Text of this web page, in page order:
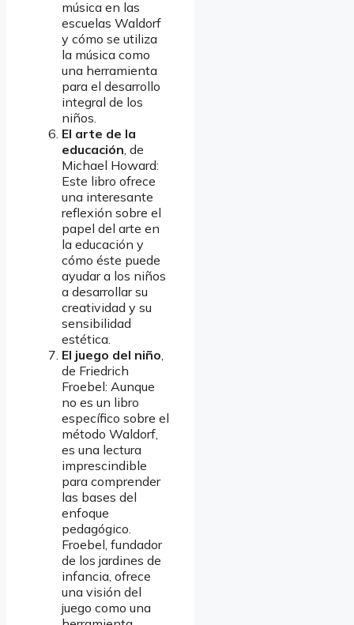
música en las
escuelas Waldorf
y cómo se utiliza
la música como
una herramienta
para el desarrollo
integral de los
niños.
El arte de la
educación, de
Michael Howard:
Este libro ofrece
una interesante
reflexión sobre el
papel del arte en
la educación y
cómo éste puede
ayudar a los niños
a desarrollar su
creatividad y su
sensibilidad
estética.
El juego del niño,
de Friedrich
Froebel: Aunque
no es un libro
específico sobre el
método Waldorf,
es una lectura
imprescindible
para comprender
las bases del
enfoque
pedagógico.
Froebel, fundador
de los jardines de
infancia, ofrece
una visión del
juego como una